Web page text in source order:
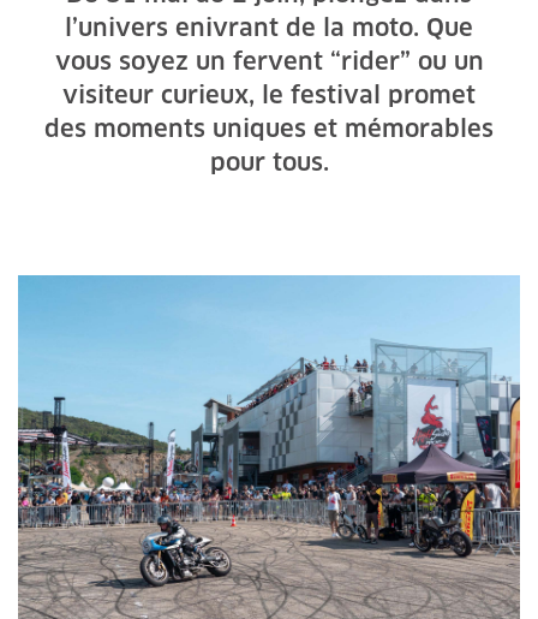
l’univers enivrant de la moto. Que
vous soyez un fervent “rider” ou un
visiteur curieux, le festival promet
des moments uniques et mémorables
pour tous.